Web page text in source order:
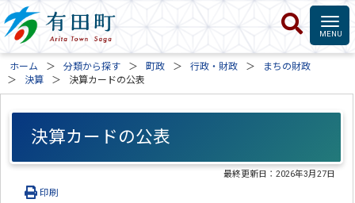
ホーム 分類から探す 町政 行政・財政
まちの財政
決算
決算カードの公表
決算カードの公表
最終更新日：2026年3月27日
印刷